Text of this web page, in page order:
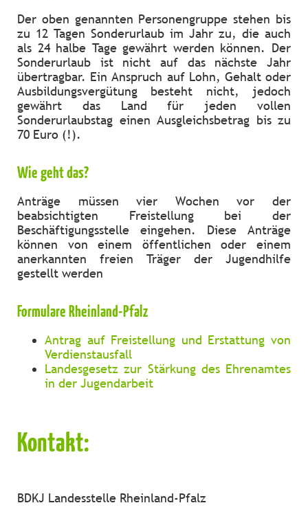
Der oben genannten Personengruppe stehen bis
zu 12 Tagen Sonderurlaub im Jahr zu, die auch
als 24 halbe Tage gewährt werden können. Der
Sonderurlaub ist nicht auf das nächste Jahr
übertragbar. Ein Anspruch auf Lohn, Gehalt oder
Ausbildungsvergütung besteht nicht, jedoch
gewährt das Land für jeden vollen
Sonderurlaubstag einen Ausgleichsbetrag bis zu
70 Euro (!).
Wie geht das?
Anträge müssen vier Wochen vor der
beabsichtigten Freistellung bei der
Beschäftigungsstelle eingehen. Diese Anträge
können von einem öffentlichen oder einem
anerkannten freien Träger der Jugendhilfe
gestellt werden
Formulare Rheinland-Pfalz
Antrag auf Freistellung und Erstattung von
Verdienstausfall
Landesgesetz zur Stärkung des Ehrenamtes
in der Jugendarbeit
Kontakt:
BDKJ Landesstelle Rheinland-Pfalz